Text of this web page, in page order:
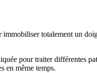
totalement un
pour traiter différentes
en même temps.